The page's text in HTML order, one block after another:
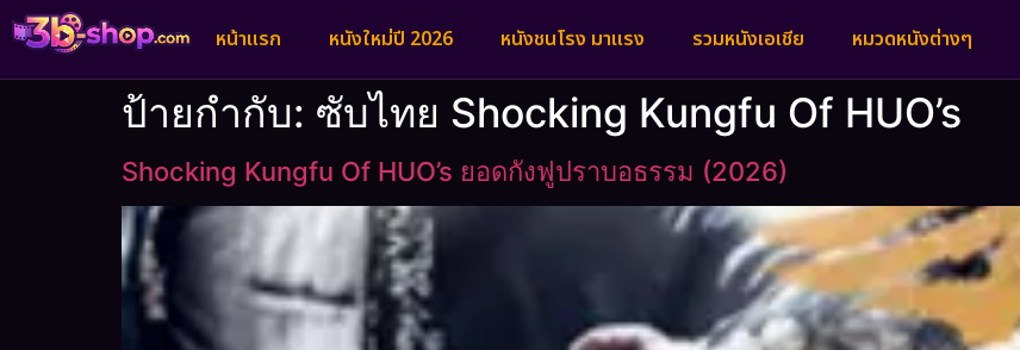
หน้าแรก หนังใหม่ปี 2026 หนังชนโรง มาแรง รวมหนังเอเชีย หมวดหนังต่างๆ
ป้ายกำกับ: ซับไทย Shocking Kungfu Of HUO’s
Shocking Kungfu Of HUO’s ยอดกังฟูปราบอธรรม (2026)